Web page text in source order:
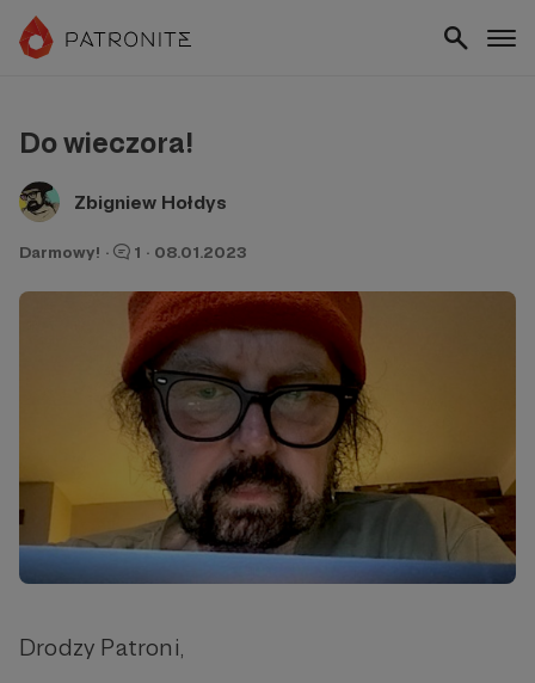
Do wieczora!
Zbigniew Hołdys
Darmowy! · 1 · 08.01.2023
Drodzy Patroni,